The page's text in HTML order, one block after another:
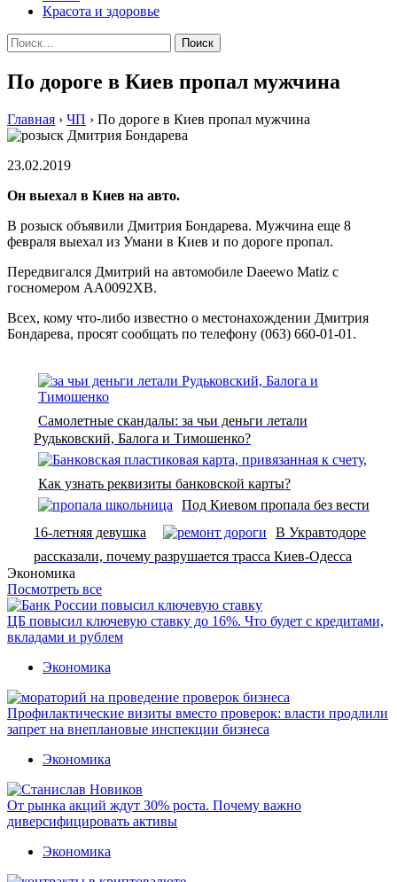
Красота и здоровье
Найти:
По дороге в Киев пропал мужчина
Главная › ЧП › По дороге в Киев пропал мужчина
23.02.2019
Он выехал в Киев на авто.
В розыск объявили Дмитрия Бондарева. Мужчина еще 8
февраля выехал из Умани в Киев и по дороге пропал.
Передвигался Дмитрий на автомобиле Daeewo Matiz с
госномером АА0092ХВ.
Всех, кому что-либо известно о местонахождении Дмитрия
Бондарева, просят сообщать по телефону (063) 660-01-01.
Самолетные скандалы: за чьи деньги летали
Рудьковский, Балога и Тимошенко?
Как узнать реквизиты банковской карты?
Под Киевом пропала без вести
16-летняя девушка
В Укравтодоре
рассказали, почему разрушается трасса Киев-Одесса
Экономика
Посмотреть все
ЦБ повысил ключевую ставку до 16%. Что будет с кредитами,
вкладами и рублем
Экономика
Профилактические визиты вместо проверок: власти продлили
запрет на внеплановые инспекции бизнеса
Экономика
От рынка акций ждут 30% роста. Почему важно
диверсифицировать активы
Экономика